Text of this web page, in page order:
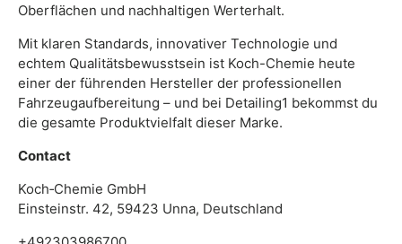
Oberflächen und nachhaltigen Werterhalt.
Mit klaren Standards, innovativer Technologie und
echtem Qualitätsbewusstsein ist Koch-Chemie heute
einer der führenden Hersteller der professionellen
Fahrzeugaufbereitung – und bei Detailing1 bekommst du
die gesamte Produktvielfalt dieser Marke.
Contact
Koch‑Chemie GmbH
Einsteinstr. 42, 59423 Unna, Deutschland